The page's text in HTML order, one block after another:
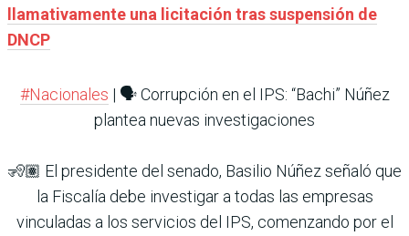
llamativamente una licitación tras suspensión de
DNCP
#Nacionales | 🗣️ Corrupción en el IPS: “Bachi” Núñez
plantea nuevas investigaciones
🧏🏽 El presidente del senado, Basilio Núñez señaló que
la Fiscalía debe investigar a todas las empresas
vinculadas a los servicios del IPS, comenzando por el